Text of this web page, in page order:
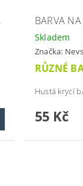
BARVA
Skladem
Značka:
RŮZNÉ
Hustá krycí
55 Kč